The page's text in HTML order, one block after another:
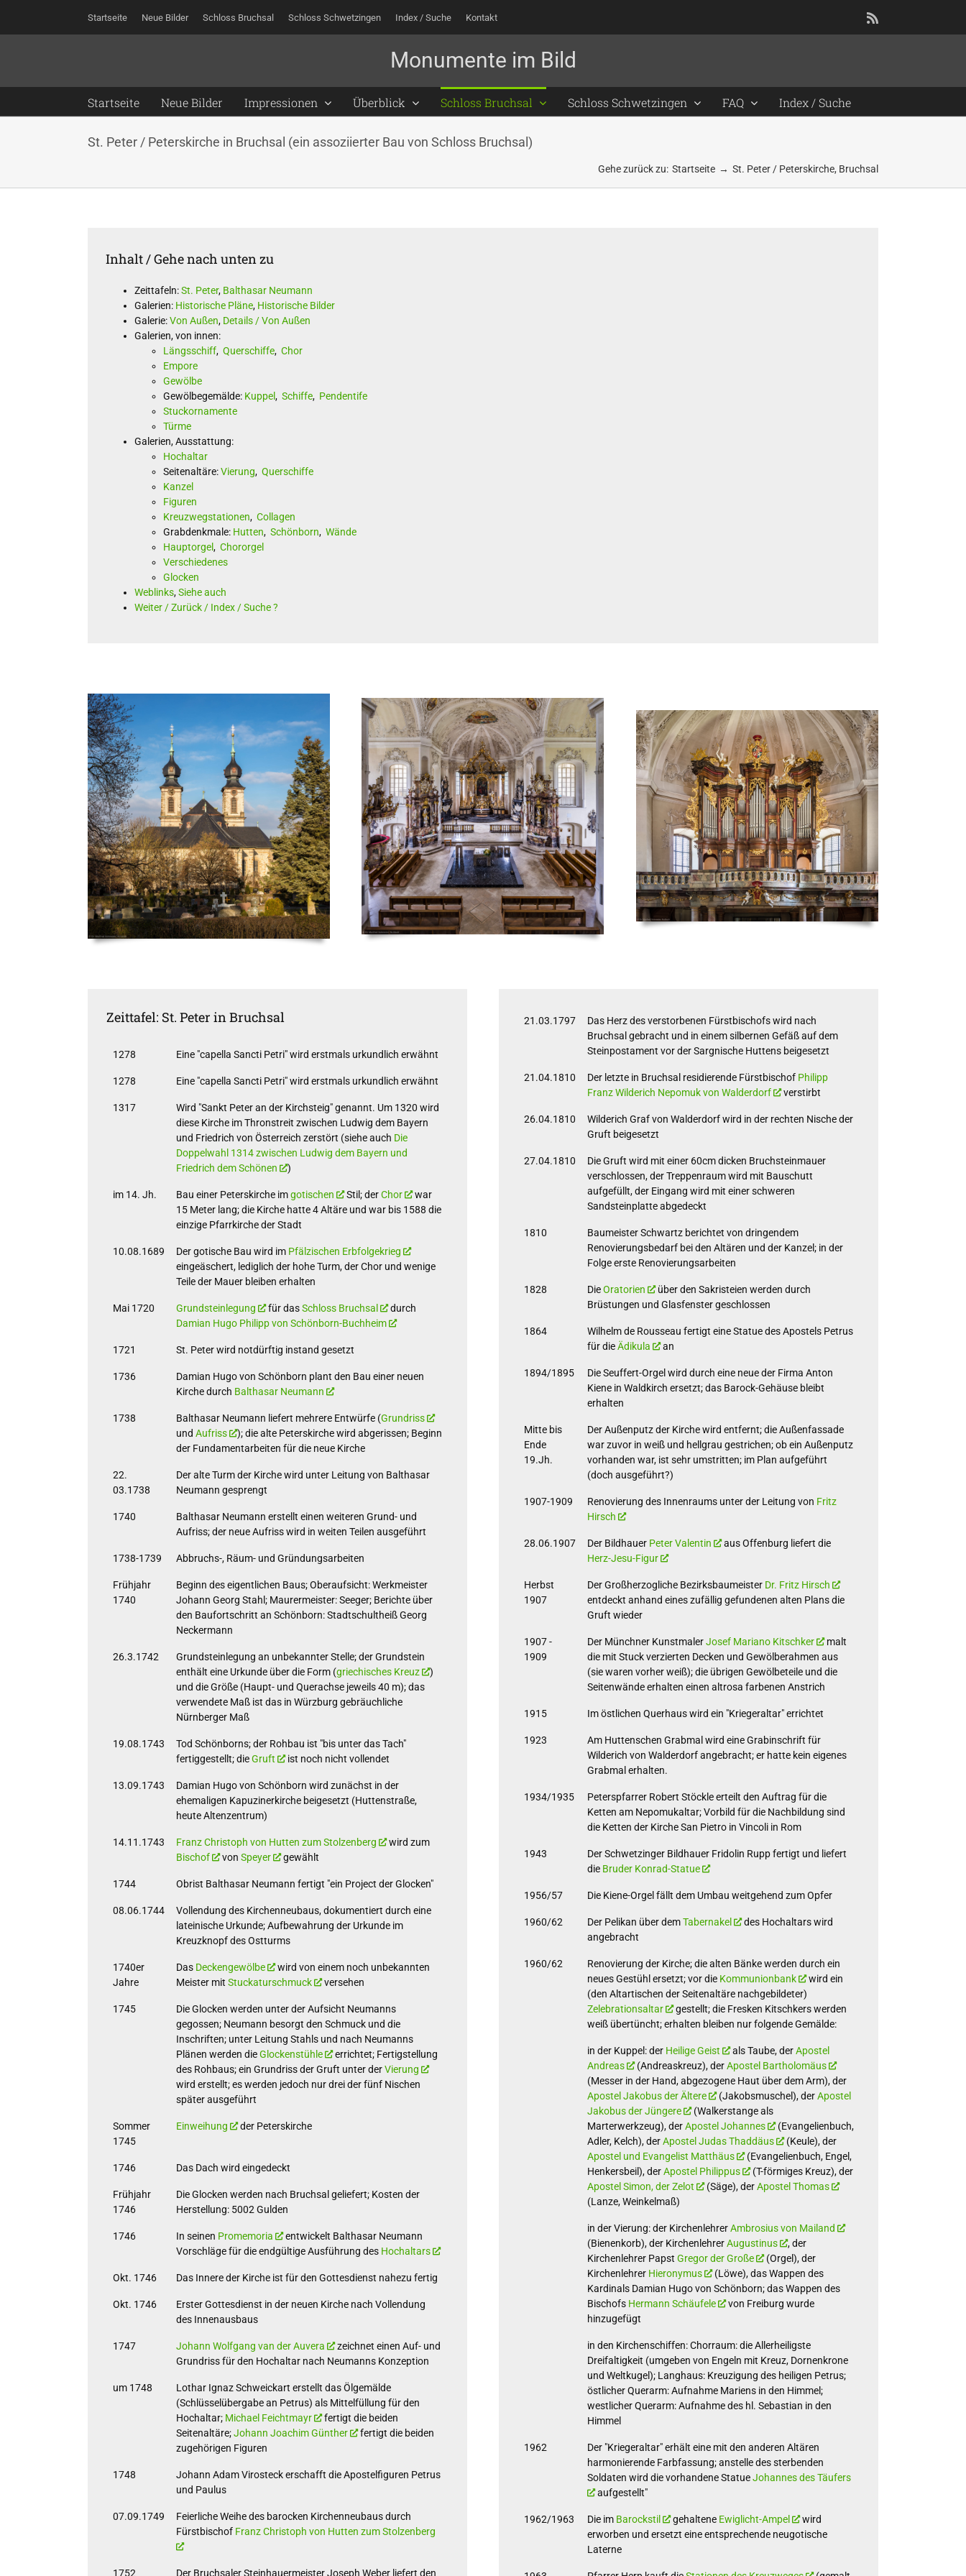
springen
Startseite Neue Bilder Schloss Bruchsal Schloss Schwetzingen Index / Suche Kontakt
Startseite Neue Bilder Impressionen Überblick Schloss Bruchsal Schloss Schwetzingen FAQ Index / Suche
St. Peter / Peterskirche in Bruchsal (ein assoziierter Bau von Schloss Bruchsal)
Gehe zurück zu: Startseite St. Peter / Peterskirche, Bruchsal
Inhalt / Gehe nach unten zu
Zeittafeln:St. Peter, Balthasar Neumann
Galerien: Historische Pläne, Historische Bilder
Galerie:Von Außen, Details / Von Außen
Galerien, von innen:
Längsschiff, Querschiffe, Chor
Empore
Gewölbe
Gewölbegemälde: Kuppel, Schiffe, Pendentife
Stuckornamente
Türme
Galerien, Ausstattung:
Hochaltar
Seitenaltäre:Vierung, Querschiffe
Kanzel
Figuren
Kreuzwegstationen, Collagen
Grabdenkmale: Hutten, Schönborn, Wände
Hauptorgel, Chororgel
Verschiedenes
Glocken
Weblinks,Siehe auch
Weiter / Zurück / Index / Suche ?
Zeittafel: St. Peter in Bruchsal
1278 Eine "capella Sancti Petri" wird erstmals urkundlich erwähnt
1278 Eine "capella Sancti Petri" wird erstmals urkundlich erwähnt
1317
Wird "Sankt Peter an der Kirchsteig" genannt. Um 1320 wird
diese Kirche im Thronstreit zwischen Ludwig dem Bayern
und Friedrich von Österreich zerstört (siehe auch Die
Doppelwahl 1314 zwischen Ludwig dem Bayern und
Friedrich dem Schönen
)
im 14. Jh. Bau einer Peterskirche imgotischen Stil; derChor
war
15 Meter lang; die Kirche hatte 4 Altäre und war bis 1588 die
einzige Pfarrkirche der Stadt
10.08.1689 Der gotische Bau wird im Pfälzischen Erbfolgekrieg
eingeäschert, lediglich der hohe Turm, der Chor und wenige
Teile der Mauer bleiben erhalten
Mai 1720 Grundsteinlegung für dasSchloss Bruchsal
durch
Damian Hugo Philipp von Schönborn-Buchheim
1721 St. Peter wird notdürftig instand gesetzt
1736
Damian Hugo von Schönborn plant den Bau einer neuen
Kirche durch Balthasar Neumann
1738 Balthasar Neumann liefert mehrere Entwürfe (Grundriss
und Aufriss
); die alte Peterskirche wird abgerissen; Beginn
der Fundamentarbeiten für die neue Kirche
22.
03.1738
Der alte Turm der Kirche wird unter Leitung von Balthasar
Neumann gesprengt
1740
Balthasar Neumann erstellt einen weiteren Grund- und
Aufriss; der neue Aufriss wird in weiten Teilen ausgeführt
1738-1739 Abbruchs-, Räum- und Gründungsarbeiten
Frühjahr
1740
Beginn des eigentlichen Baus; Oberaufsicht: Werkmeister
Johann Georg Stahl; Maurermeister: Seeger; Berichte über
den Baufortschritt an Schönborn: Stadtschultheiß Georg
Neckermann
26.3.1742
Grundsteinlegung an unbekannter Stelle; der Grundstein
enthält eine Urkunde über die Form (griechisches Kreuz
)
und die Größe (Haupt- und Querachse jeweils 40 m); das
verwendete Maß ist das in Würzburg gebräuchliche
Nürnberger Maß
19.08.1743
Tod Schönborns; der Rohbau ist "bis unter das Tach"
fertiggestellt; dieGruft ist noch nicht vollendet
13.09.1743
Damian Hugo von Schönborn wird zunächst in der
ehemaligen Kapuzinerkirche beigesetzt (Huttenstraße,
heute Altenzentrum)
14.11.1743 Franz Christoph von Hutten zum Stolzenberg
wird zum
Bischof
von Speyer gewählt
1744 Obrist Balthasar Neumann fertigt "ein Project der Glocken"
08.06.1744
Vollendung des Kirchenneubaus, dokumentiert durch eine
lateinische Urkunde; Aufbewahrung der Urkunde im
Kreuzknopf des Ostturms
1740er
Jahre
Das Deckengewölbe
wird von einem noch unbekannten
Meister mit Stuckaturschmuck versehen
1745
Die Glocken werden unter der Aufsicht Neumanns
gegossen; Neumann besorgt den Schmuck und die
Inschriften; unter Leitung Stahls und nach Neumanns
Plänen werden dieGlockenstühle
errichtet; Fertigstellung
des Rohbaus; ein Grundriss der Gruft unter derVierung
wird erstellt; es werden jedoch nur drei der fünf Nischen
später ausgeführt
Sommer
1745
Einweihung der Peterskirche
1746 Das Dach wird eingedeckt
Frühjahr
1746
Die Glocken werden nach Bruchsal geliefert; Kosten der
Herstellung: 5002 Gulden
1746 In seinen Promemoria
entwickelt Balthasar Neumann
Vorschläge für die endgültige Ausführung des Hochaltars
Okt. 1746 Das Innere der Kirche ist für den Gottesdienst nahezu fertig
Okt. 1746
Erster Gottesdienst in der neuen Kirche nach Vollendung
des Innenausbaus
1747 Johann Wolfgang van der Auvera
zeichnet einen Auf- und
Grundriss für den Hochaltar nach Neumanns Konzeption
um 1748
Lothar Ignaz Schweickart erstellt das Ölgemälde
(Schlüsselübergabe an Petrus) als Mittelfüllung für den
Hochaltar; Michael Feichtmayr
fertigt die beiden
Seitenaltäre;Johann Joachim Günther
fertigt die beiden
zugehörigen Figuren
1748
Johann Adam Virosteck erschafft die Apostelfiguren Petrus
und Paulus
07.09.1749
Feierliche Weihe des barocken Kirchenneubaus durch
Fürstbischof Franz Christoph von Hutten zum Stolzenberg
1752 Der Bruchsaler Steinhauermeister Joseph Weber liefert den
21.03.1797
Das Herz des verstorbenen Fürstbischofs wird nach
Bruchsal gebracht und in einem silbernen Gefäß auf dem
Steinpostament vor der Sargnische Huttens beigesetzt
21.04.1810 Der letzte in Bruchsal residierende Fürstbischof Philipp
Franz Wilderich Nepomuk von Walderdorf
verstirbt
26.04.1810
Wilderich Graf von Walderdorf wird in der rechten Nische der
Gruft beigesetzt
27.04.1810
Die Gruft wird mit einer 60cm dicken Bruchsteinmauer
verschlossen, der Treppenraum wird mit Bauschutt
aufgefüllt, der Eingang wird mit einer schweren
Sandsteinplatte abgedeckt
1810
Baumeister Schwartz berichtet von dringendem
Renovierungsbedarf bei den Altären und der Kanzel; in der
Folge erste Renovierungsarbeiten
1828 DieOratorien
über den Sakristeien werden durch
Brüstungen und Glasfenster geschlossen
1864
Wilhelm de Rousseau fertigt eine Statue des Apostels Petrus
für dieÄdikula an
1894/1895
Die Seuffert-Orgel wird durch eine neue der Firma Anton
Kiene in Waldkirch ersetzt; das Barock-Gehäuse bleibt
erhalten
Mitte bis
Ende
19.Jh.
Der Außenputz der Kirche wird entfernt; die Außenfassade
war zuvor in weiß und hellgrau gestrichen; ob ein Außenputz
vorhanden war, ist sehr umstritten; im Plan aufgeführt
(doch ausgeführt?)
1907-1909 Renovierung des Innenraums unter der Leitung von Fritz
Hirsch
28.06.1907 Der Bildhauer Peter Valentin
aus Offenburg liefert die
Herz-Jesu-Figur
Herbst
1907
Der Großherzogliche Bezirksbaumeister Dr. Fritz Hirsch
entdeckt anhand eines zufällig gefundenen alten Plans die
Gruft wieder
1907 -
1909
Der Münchner KunstmalerJosef Mariano Kitschker
malt
die mit Stuck verzierten Decken und Gewölberahmen aus
(sie waren vorher weiß); die übrigen Gewölbeteile und die
Seitenwände erhalten einen altrosa farbenen Anstrich
1915 Im östlichen Querhaus wird ein "Kriegeraltar" errichtet
1923
Am Huttenschen Grabmal wird eine Grabinschrift für
Wilderich von Walderdorf angebracht; er hatte kein eigenes
Grabmal erhalten.
1934/1935
Peterspfarrer Robert Stöckle erteilt den Auftrag für die
Ketten am Nepomukaltar; Vorbild für die Nachbildung sind
die Ketten der Kirche San Pietro in Vincoli in Rom
1943
Der Schwetzinger Bildhauer Fridolin Rupp fertigt und liefert
die Bruder Konrad-Statue
1956/57 Die Kiene-Orgel fällt dem Umbau weitgehend zum Opfer
1960/62 Der Pelikan über demTabernakel
des Hochaltars wird
angebracht
1960/62
Renovierung der Kirche; die alten Bänke werden durch ein
neues Gestühl ersetzt; vor die Kommunionbank
wird ein
(den Altartischen der Seitenaltäre nachgebildeter)
Zelebrationsaltar
gestellt; die Fresken Kitschkers werden
weiß übertüncht; erhalten bleiben nur folgende Gemälde:
in der Kuppel: der Heilige Geist als Taube, derApostel
Andreas
(Andreaskreuz), derApostel Bartholomäus
(Messer in der Hand, abgezogene Haut über dem Arm), der
Apostel Jakobus der Ältere
(Jakobsmuschel), derApostel
Jakobus der Jüngere
(Walkerstange als
Marterwerkzeug), derApostel Johannes
(Evangelienbuch,
Adler, Kelch), derApostel Judas Thaddäus
(Keule), der
Apostel und Evangelist Matthäus
(Evangelienbuch, Engel,
Henkersbeil), derApostel Philippus
(T-förmiges Kreuz), der
Apostel Simon, der Zelot
(Säge), derApostel Thomas
(Lanze, Weinkelmaß)
in der Vierung: der KirchenlehrerAmbrosius von Mailand
(Bienenkorb), der KirchenlehrerAugustinus
, der
Kirchenlehrer Papst Gregor der Große
(Orgel), der
Kirchenlehrer Hieronymus
(Löwe), das Wappen des
Kardinals Damian Hugo von Schönborn; das Wappen des
Bischofs Hermann Schäufele
von Freiburg wurde
hinzugefügt
in den Kirchenschiffen: Chorraum: die Allerheiligste
Dreifaltigkeit (umgeben von Engeln mit Kreuz, Dornenkrone
und Weltkugel); Langhaus: Kreuzigung des heiligen Petrus;
östlicher Querarm: Aufnahme Mariens in den Himmel;
westlicher Querarm: Aufnahme des hl. Sebastian in den
Himmel
1962
Der "Kriegeraltar" erhält eine mit den anderen Altären
harmonierende Farbfassung; anstelle des sterbenden
Soldaten wird die vorhandene StatueJohannes des Täufers
aufgestellt"
1962/1963 Die im Barockstil gehaltene Ewiglicht-Ampel
wird
erworben und ersetzt eine entsprechende neugotische
Laterne